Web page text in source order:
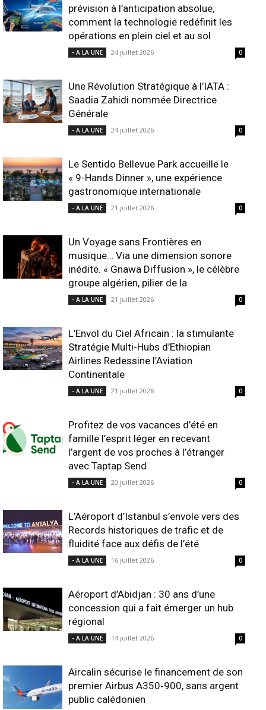
prévision à l’anticipation absolue,
comment la technologie redéfinit les
opérations en plein ciel et au sol
- A LA UNE 24 juillet 2026 0
Une Révolution Stratégique à l’IATA :
Saadia Zahidi nommée Directrice
Générale
- A LA UNE 24 juillet 2026 0
Le Sentido Bellevue Park accueille le
« 9-Hands Dinner », une expérience
gastronomique internationale
- A LA UNE 21 juillet 2026 0
Un Voyage sans Frontières en
musique… Via une dimension sonore
inédite. « Gnawa Diffusion », le célèbre
groupe algérien, pilier de la
- A LA UNE 21 juillet 2026 0
L’Envol du Ciel Africain : la stimulante
Stratégie Multi-Hubs d’Ethiopian
Airlines Redessine l’Aviation
Continentale
- A LA UNE 21 juillet 2026 0
Profitez de vos vacances d’été en
famille l’esprit léger en recevant
l’argent de vos proches à l’étranger
avec Taptap Send
- A LA UNE 20 juillet 2026 0
L’Aéroport d’Istanbul s’envole vers des
Records historiques de trafic et de
fluidité face aux défis de l’été
- A LA UNE 16 juillet 2026 0
Aéroport d’Abidjan : 30 ans d’une
concession qui a fait émerger un hub
régional
- A LA UNE 14 juillet 2026 0
Aircalin sécurise le financement de son
premier Airbus A350‑900, sans argent
public calédonien